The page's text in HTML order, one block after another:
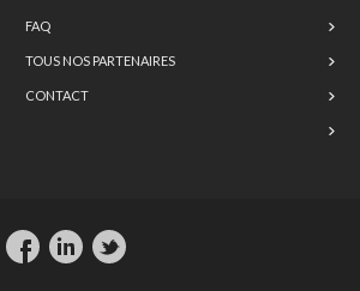
FAQ
TOUS NOS PARTENAIRES
CONTACT